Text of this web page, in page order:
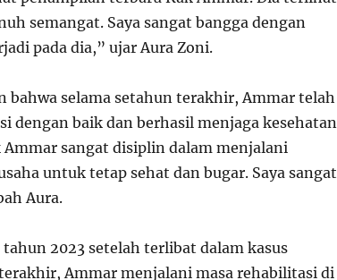
semangat. Saya sangat bangga dengan
pada dia,” ujar Aura Zoni.
bahwa selama setahun terakhir, Ammar telah
dengan baik dan berhasil menjaga kesehatan
sangat disiplin dalam menjalani
untuk tetap sehat dan bugar. Saya sangat
Aura.
2023 setelah terlibat dalam kasus
Ammar menjalani masa rehabilitasi di